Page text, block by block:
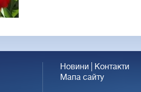
Новини
Контакти
Мапа сайту